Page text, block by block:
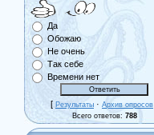
Да
Обожаю
Не очень
Так себе
Времени нет
[ Результаты · Архив опросов
Всего ответов: 788